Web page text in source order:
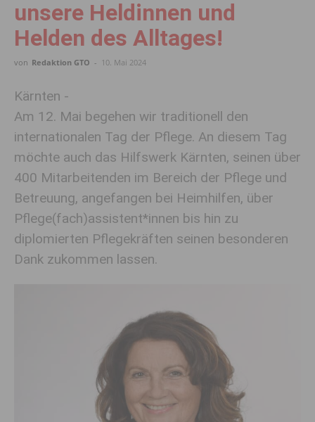
unsere Heldinnen und
Helden des Alltages!
von Redaktion GTO - 10. Mai 2024
Kärnten -
Am 12. Mai begehen wir traditionell den
internationalen Tag der Pflege. An diesem Tag
möchte auch das Hilfswerk Kärnten, seinen über
400 Mitarbeitenden im Bereich der Pflege und
Betreuung, angefangen bei Heimhilfen, über
Pflege(fach)assistent*innen bis hin zu
diplomierten Pflegekräften seinen besonderen
Dank zukommen lassen.